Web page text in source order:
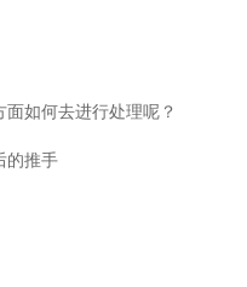
如何去进行处理呢？
的推手